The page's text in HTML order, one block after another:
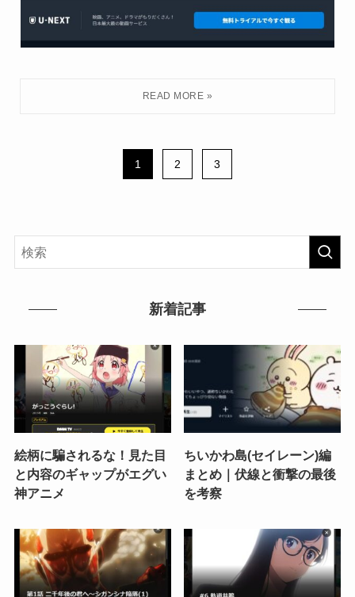
1 2 3
新着記事
絵柄に騙されるな！見た目
と内容のギャップがエグい
神アニメ
ちいかわ島(セイレーン)編
まとめ｜伏線と衝撃の最後
を考察